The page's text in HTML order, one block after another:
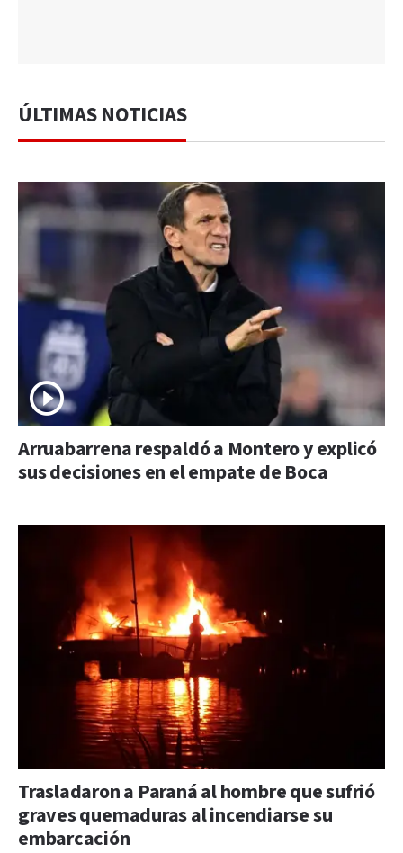
ÚLTIMAS NOTICIAS
Arruabarrena respaldó a Montero y explicó
sus decisiones en el empate de Boca
Trasladaron a Paraná al hombre que sufrió
graves quemaduras al incendiarse su
embarcación